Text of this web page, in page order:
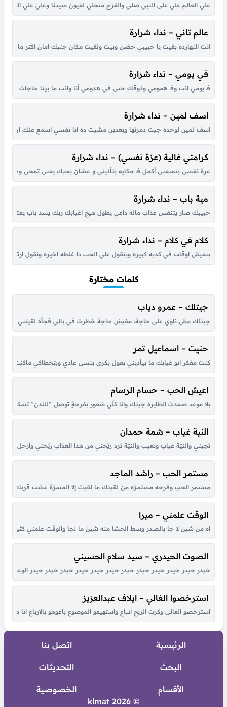
علي العالم علي على النبي صلي والفرح متحلي لعيون سيدنا وعلي علي العالم
عالم تاني – نداء شرارة
انت النهارده بقيت يا حبيبي حضن وبيت ولقيت مكان جنبك امان اكتر ما
في يومي – نداء شرارة
فـ يومي انت وفـ همومي وذوقك حتى في هدومي أنا وانت ما بينا حاجات ما
اسف لمين – نداء شرارة
اسف لمين لوحده جيت دمرتها وبعدين مشيت ده انا نفسي اسمع عنك ان انت
كرامتي غالية (عزة نفسي) – نداء شرارة
عزة نفسى بتمنعنى أكمل فـ حكايه بتأذينى و عشان بحبك يعنى تمحى
مية باب – نداء شرارة
حبيبك صار يتنفس عذاب ماله داعي يطول هيج اغيابك ربك يسد باب يفتح ١٠٠ باب لعد ليشش اتاخرر وماجابك هيج تاليها انعفت على الشوك اتاسفت من هواك اني اشفت بس مذله وبس بجي على حيطان الحزن تعلكت صورة حظن ودمعه متعلكه بجفن...
كلام في كلام – نداء شرارة
بنعيش اوقات في كدبه كبيره وبنقول علي الحب دا غلطه اخيره ونقول ارتحنا
كلمات مختارة
جيتلك – عمرو دياب
جيتلَك مش ناوي على حاجة، مفيش حاجة خطرت في بالي فجأة لقيتني قدام
حنيت – اسماعيل تمر
كنت مفكر انو غيابك ما بيأذيني بقول بكرى بنسى عادي وبتخطاكي ماكنت
اعيش الحب – حسام الرسام
بلا موعد صعدت الطايره جيتك وانا كلّي شعور بفرحةٍ توصل “للندن”
النية غياب – شمة حمدان
تجيني والنيّة غياب وتغيب والنيّة ترد ريّحني من هذا العذاب ريّحني وارحل
مستمر الحب – راشد الماجد
مستمر الحب وفرحه مستمرّه من لقيتك ما لقيت إلا المسرّة عشت قربك
الوقت علمني – ميرا
اه من شين لا جا بالصدر وسط الحشا منه شين ما نجا والوقت علمني كثير
الصوت الحيدري – سيد سلام الحسيني
حيدر حيدر حيدر حيدر حيدر حيدر حيدر حيدر حيدر حيدر حيدر حيدر الوعد
استرخصوا الغالي – ايلاف عبدالعزيز
استرخصو الغالى وكرت الربح انباع واستهيفو الموضوع باعوهو بالارباع انا
الرئيسية اتصل بنا
البحث التحديثات
الأقسام
الخصوصية
© 2026 klmat